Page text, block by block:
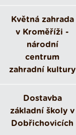
Květná zahrada
v Kroměříži -
národní
centrum
zahradní kultury
Dostavba
základní školy v
Dobřichovicích